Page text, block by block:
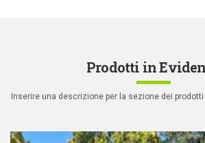
Prodotti in
Inserire una descrizione per la sezione dei prodotti